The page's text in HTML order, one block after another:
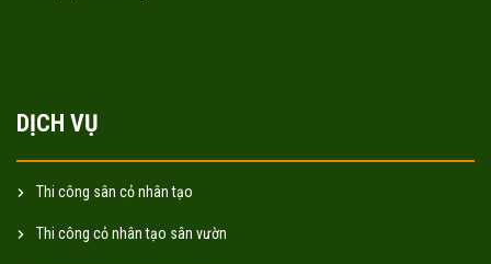
DỊCH VỤ
Thi công sân cỏ nhân tạo
Thi công cỏ nhân tạo sân vườn